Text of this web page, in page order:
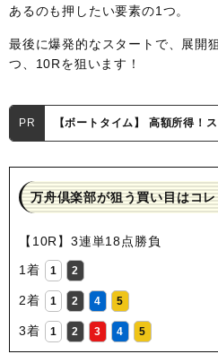
あるのも押したい要素の1つ。
最後に爆発的なスタートで、展開
つ、10Rを狙います！
PR 【ボートタイム】 高額所得！
万舟倶楽部が狙う買い目はコ
【10R】3連単18点勝負
1着
1 2
2着 1 2 4 5
3着 1 2 3 4 5